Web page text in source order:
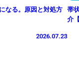
なる。原因と対処方
2026.07.23
帯
介